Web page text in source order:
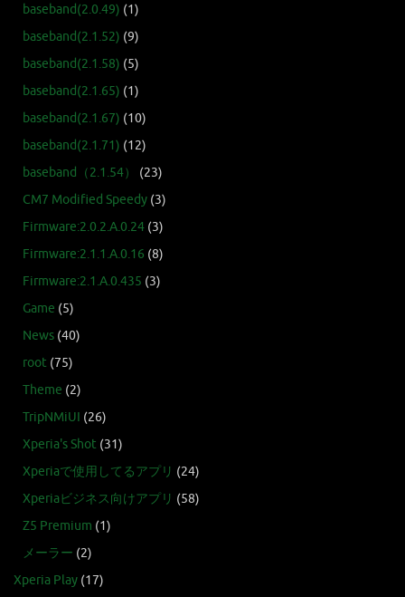
baseband(2.0.49) (1)
baseband(2.1.52) (9)
baseband(2.1.58) (5)
baseband(2.1.65) (1)
baseband(2.1.67) (10)
baseband(2.1.71) (12)
baseband（2.1.54）
(23)
CM7 Modified Speedy (3)
Firmware:2.0.2.A.0.24 (3)
Firmware:2.1.1.A.0.16 (8)
Firmware:2.1.A.0.435 (3)
Game (5)
News (40)
root (75)
Theme (2)
TripNMiUI (26)
Xperia's Shot (31)
Xperiaで使用してるアプリ (24)
Xperiaビジネス向けアプリ (58)
Z5 Premium (1)
メーラー (2)
Xperia Play (17)